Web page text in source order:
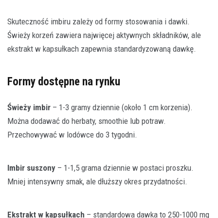
Skuteczność imbiru zależy od formy stosowania i dawki.
Świeży korzeń zawiera najwięcej aktywnych składników, ale
ekstrakt w kapsułkach zapewnia standardyzowaną dawkę.
Formy dostępne na rynku
Świeży imbir – 1-3 gramy dziennie (około 1 cm korzenia).
Można dodawać do herbaty, smoothie lub potraw.
Przechowywać w lodówce do 3 tygodni.
Imbir suszony – 1-1,5 grama dziennie w postaci proszku.
Mniej intensywny smak, ale dłuższy okres przydatności.
Ekstrakt w kapsułkach – standardowa dawka to 250-1000 mg